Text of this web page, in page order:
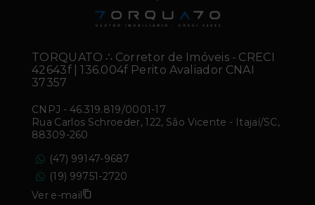
TORQUATO ∴ Corretor de Imóveis - CRECI
42643f | 136.004f Perito Avaliador CNAI
37357
CNPJ - 46.319.819/0001-17
Rua Carlos Schroeder, 122, São Vicente - Itajaí/SC,
88309-260
(47) 99147-9687
(19) 99751-2720
Ver e-mail